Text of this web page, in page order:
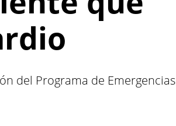
del Programa de Emergencias